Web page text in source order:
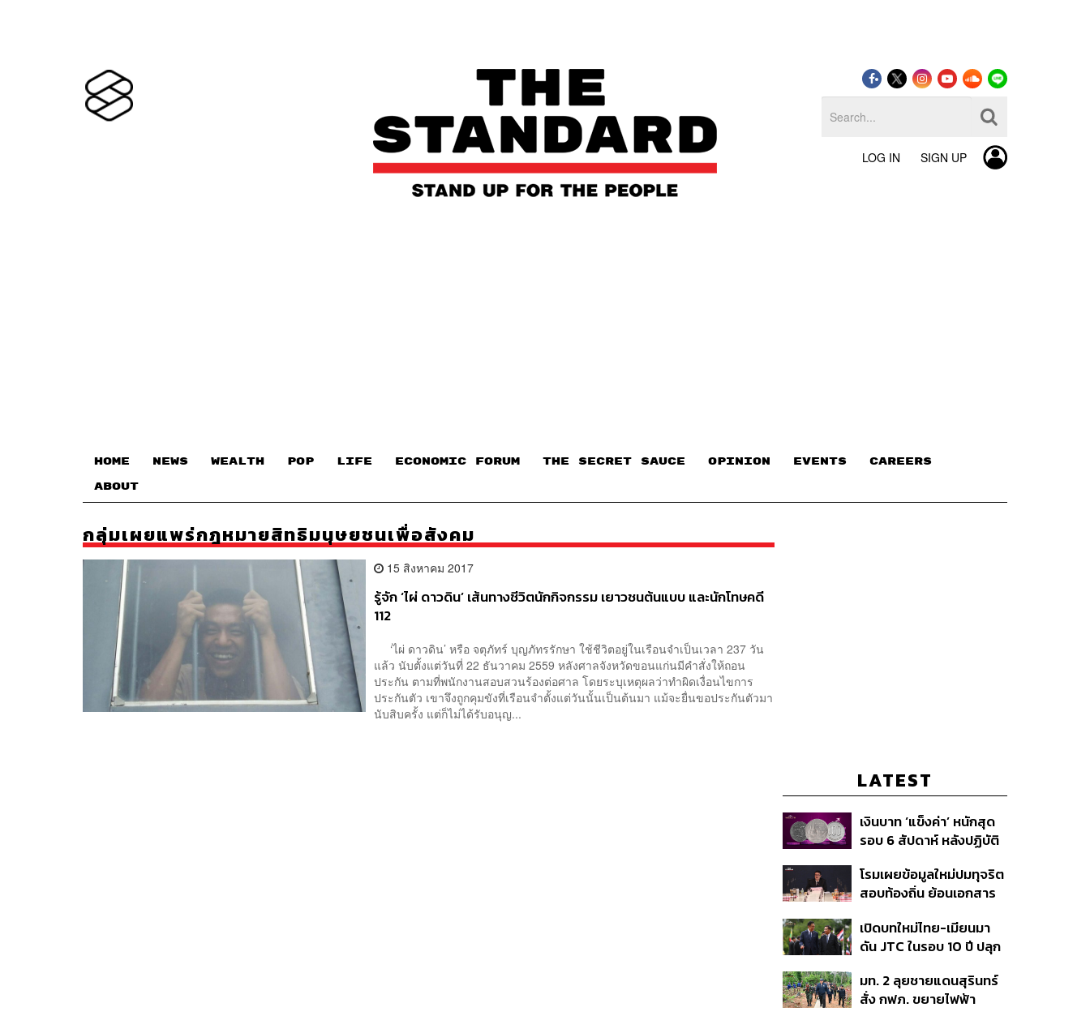
LOG IN SIGN UP
HOME NEWS WEALTH POP LIFE ECONOMIC FORUM THE SECRET SAUCE​ OPINION EVENTS CAREERS
ABOUT
กลุ่มเผยแพร่กฎหมายสิทธิมนุษยชนเพื่อสังคม
15 สิงหาคม 2017
รู้จัก ‘ไผ่ ดาวดิน’ เส้นทางชีวิตนักกิจกรรม เยาวชนต้นแบบ และนักโทษคดี
112
‘ไผ่ ดาวดิน’ หรือ จตุภัทร์ บุญภัทรรักษา ใช้ชีวิตอยู่ในเรือนจำเป็นเวลา 237 วัน
แล้ว นับตั้งแต่วันที่ 22 ธันวาคม 2559 หลังศาลจังหวัดขอนแก่นมีคำสั่งให้ถอน
ประกัน ตามที่พนักงานสอบสวนร้องต่อศาล โดยระบุเหตุผลว่าทำผิดเงื่อนไขการ
ประกันตัว เขาจึงถูกคุมขังที่เรือนจำตั้งแต่วันนั้นเป็นต้นมา แม้จะยื่นขอประกันตัวมา
นับสิบครั้ง แต่ก็ไม่ได้รับอนุญ...
LATEST
เงินบาท ‘แข็งค่า’ หนักสุด
รอบ 6 สัปดาห์ หลังปฏิบัติ
สหรัฐฯ-ญี่ปุ่น Standard
Chartered เปิดเป้าสิ้นปีนี้
ต่อดอลลาร์
โรมเผยข้อมูลใหม่ปมทุจริต
สอบท้องถิ่น ย้อนเอกสาร
อนุทิน จ่อสอบต่อเอี่ยว
ตัดตอน ม.บูรพา หรือไม่
เปิดบทใหม่ไทย-เมียนมา
ดัน JTC ในรอบ 10 ปี ปลุก
ชายแดน ท่าเรือน้ำลึก
ทวาย
มท. 2 ลุยชายแดนสุรินทร์
สั่ง กฟภ. ขยายไฟฟ้า